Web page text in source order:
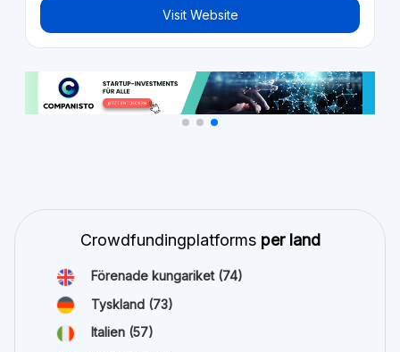
Visit Website
Crowdfundingplatforms per land
Förenade kungariket (74)
Tyskland (73)
Italien (57)